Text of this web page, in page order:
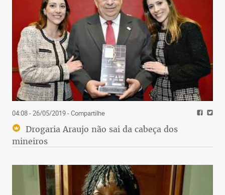
04:08 - 26/05/2019- Compartilhe
Drogaria Araujo não sai da cabeça dos
mineiros